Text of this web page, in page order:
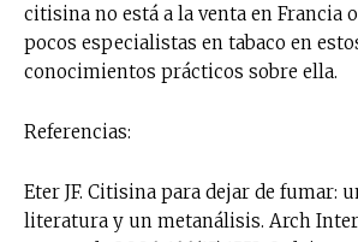
citisina no está a la venta en Francia
pocos especialistas en tabaco en
conocimientos prácticos sobre ella.
Referencias:
Eter JF. Citisina para dejar de fumar:
literatura y un metanálisis. Arch